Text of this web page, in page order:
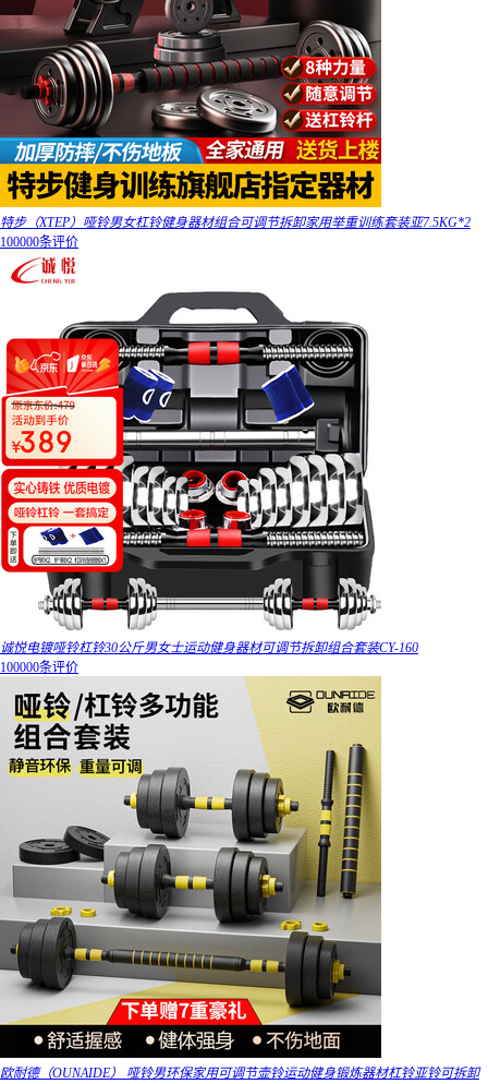
特步（XTEP）哑铃男女杠铃健身器材组合可调节拆卸家用举重训练套装亚7.5KG*2
100000条评价
诚悦电镀哑铃杠铃30公斤男女士运动健身器材可调节拆卸组合套装CY-160
100000条评价
欧耐德（OUNAIDE） 哑铃男环保家用可调节壶铃运动健身锻炼器材杠铃亚铃可拆卸